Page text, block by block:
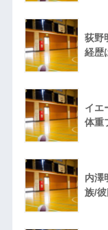
荻野
経歴
イエ
体重
内澤
族/